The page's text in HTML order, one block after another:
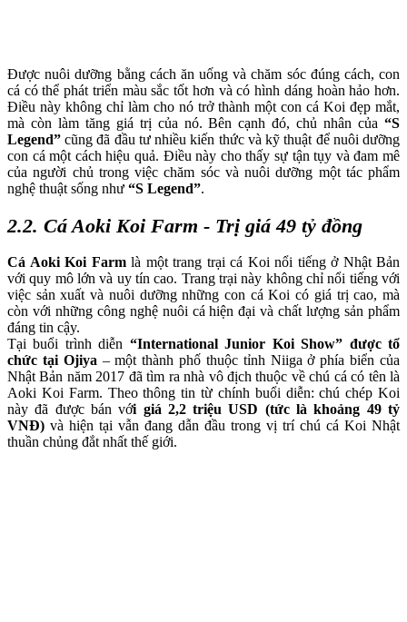
Được nuôi dưỡng bằng cách ăn uống và chăm sóc đúng cách, con
cá có thể phát triển màu sắc tốt hơn và có hình dáng hoàn hảo hơn.
Điều này không chỉ làm cho nó trở thành một con cá Koi đẹp mắt,
mà còn làm tăng giá trị của nó. Bên cạnh đó, chủ nhân của “S
Legend” cũng đã đầu tư nhiều kiến thức và kỹ thuật để nuôi dưỡng
con cá một cách hiệu quả. Điều này cho thấy sự tận tụy và đam mê
của người chủ trong việc chăm sóc và nuôi dưỡng một tác phẩm
nghệ thuật sống như “S Legend”.
​2.2. Cá Aoki Koi Farm - Trị giá 49 tỷ đồng
Cá Aoki Koi Farmlà một trang trại cá Koi nổi tiếng ở Nhật Bản
với quy mô lớn và uy tín cao. Trang trại này không chỉ nổi tiếng với
việc sản xuất và nuôi dưỡng những con cá Koi có giá trị cao, mà
còn với những công nghệ nuôi cá hiện đại và chất lượng sản phẩm
đáng tin cậy.
Tại buổi trình diễn “International Junior Koi Show” được tổ
chức tại Ojiya – một thành phố thuộc tỉnh Niiga ở phía biển của
Nhật Bản năm 2017 đã tìm ra nhà vô địch thuộc về chú cá có tên là
Aoki Koi Farm. Theo thông tin từ chính buổi diễn: chú chép Koi
này đã được bán với giá 2,2 triệu USD (tức là khoảng 49 tỷ
VNĐ) và hiện tại vẫn đang dẫn đầu trong vị trí chú cá Koi Nhật
thuần chủng đắt nhất thế giới.